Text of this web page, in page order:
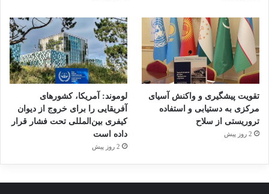
تقویت پیشگیری و واکنش آسیای
مرکزی به دستیابی و استفاده
تروریستی از سلاح
2 روز پیش
لوموند: آمریکا، کشورهای
آفریقایی را برای خروج از دیوان
کیفری بین‌المللی تحت فشار قرار
داده است
2 روز پیش